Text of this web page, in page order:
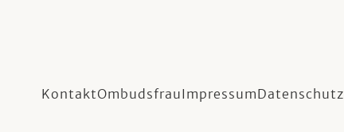
KontaktOmbudsfrauImpressumDatenschutz